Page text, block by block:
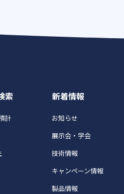
索
計
新着情報
お知らせ
展示会・学会
技術情報
キャンペーン情報
製品情報